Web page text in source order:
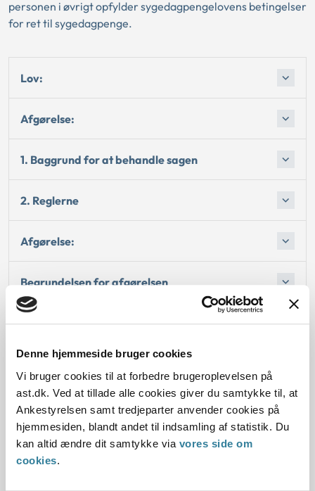
Denne hjemmeside bruger cookies
Vi bruger cookies til at forbedre brugeroplevelsen på
ast.dk. Ved at tillade alle cookies giver du samtykke til, at
Ankestyrelsen samt tredjeparter anvender cookies på
hjemmesiden, blandt andet til indsamling af statistik. Du
kan altid ændre dit samtykke via vores side om
cookies.
personen i øvrigt opfylder sygedagpengelovens betingelser
for ret til sygedagpenge.
Lov:
Afgørelse:
1. Baggrund for at behandle sagen
2. Reglerne
Afgørelse:
Begrundelsen for afgørelsen
Bemærkninger til klagen
Oplysninger i sagen
Dato for underskrift